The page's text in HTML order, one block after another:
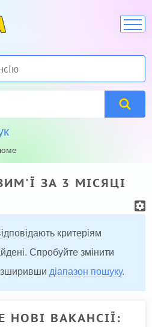
ЗА 3 МІСЯЦІ
критеріям
Спробуйте змінити
діапазон пошуку.
НОВІ ВАКАНСІЇ: